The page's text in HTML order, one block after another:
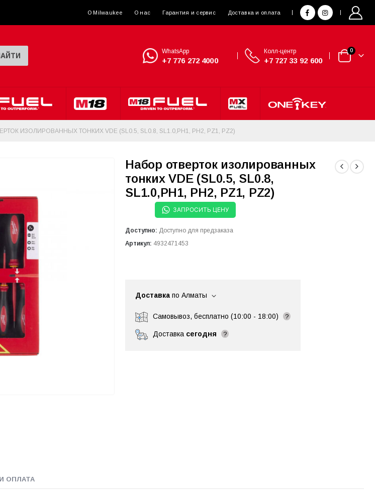
О Milwaukee О нас Гарантия и сервис Доставка и оплата
WhatsApp
+7 776 272 4000
Колл-центр
+7 727 33 92 600
0
ИЗОЛИРОВАННЫХ ТОНКИХ VDE (SL0.5, SL0.8, SL1.0,PH1, PH2, PZ1, PZ2)
Набор отверток изолированных
тонких VDE (SL0.5, SL0.8,
SL1.0,PH1, PH2, PZ1, PZ2)
ЗАПРОСИТЬ ЦЕНУ
Доступно: Доступно для предзаказа
Артикул: 4932471453
Доставка по Алматы
Самовывоз, бесплатно (10:00 - 18:00) ?
Доставка сегодня ?
ОПЛАТА